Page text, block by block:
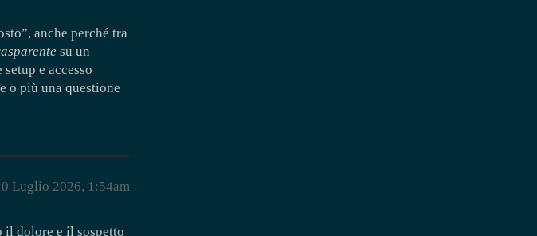
anche perché tra
su un
e accesso
o più una questione
Luglio 2026, 1:54am
il dolore e il sospetto